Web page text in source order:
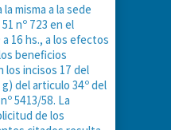
misma a la sede
nº 723 en el
16 hs., a los efectos
beneficios
los incisos 17 del
del articulo 34º del
5413/58. La
de los